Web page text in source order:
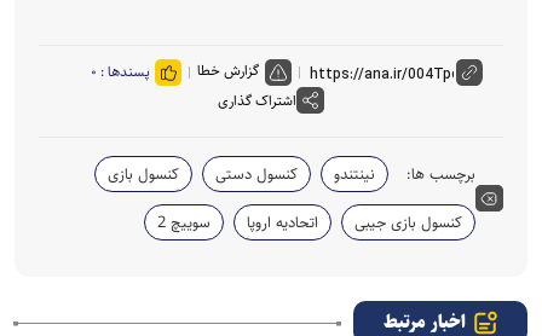
گزارش خطا پسندها : ۰
اشتراک گذاری
برچسب ها: نینتندو کنسول دستی
کنسول بازی
کنسول بازی جیبی
اتحادیه اروپا سوییچ 2
اخبار مرتبط